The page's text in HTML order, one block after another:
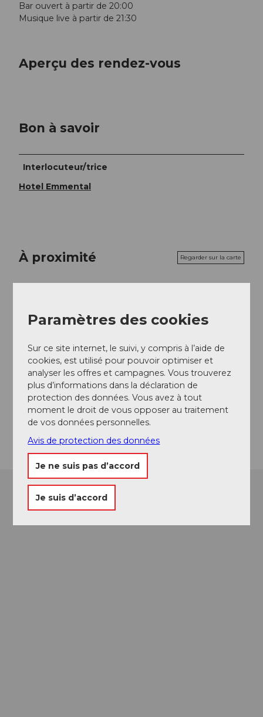
Bar ouvert à partir de 20:00
Musique live à partir de 21:30
Aperçu des rendez-vous
Bon à savoir
Interlocuteur/trice
Hotel Emmental
À proximité Regarder sur la carte
Emplacement de l'événement
Dorfstrasse
3550Langnau im Emmental
Website
Arrivée
Paramètres des cookies
Sur ce site internet, le suivi, y compris à l’aide de
cookies, est utilisé pour pouvoir optimiser et
analyser les offres et campagnes. Vous trouverez
plus d’informations dans la déclaration de
protection des données. Vous avez à tout
moment le droit de vous opposer au traitement
de vos données personnelles.
Avis de protection des données
Je ne suis pas d’accord
Je suis d’accord